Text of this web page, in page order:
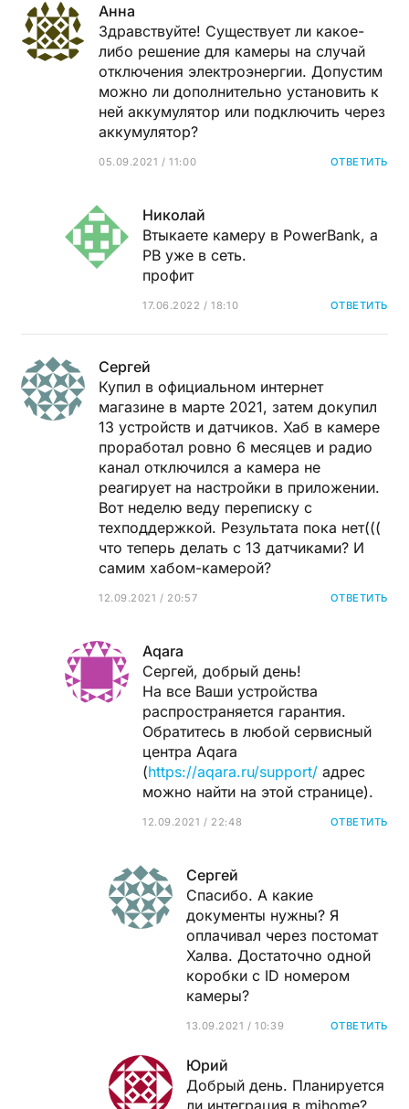
Анна
Здравствуйте! Существует ли какое-
либо решение для камеры на случай
отключения электроэнергии. Допустим
можно ли дополнительно установить к
ней аккумулятор или подключить через
аккумулятор?
05.09.2021 / 11:00 ОТВЕТИТЬ
Николай
Втыкаете камеру в PowerBank, а
PB уже в сеть.
профит
17.06.2022 / 18:10 ОТВЕТИТЬ
Сергей
Купил в официальном интернет
магазине в марте 2021, затем докупил
13 устройств и датчиков. Хаб в камере
проработал ровно 6 месяцев и радио
канал отключился а камера не
реагирует на настройки в приложении.
Вот неделю веду переписку с
техподдержкой. Результата пока нет(((
что теперь делать с 13 датчиками? И
самим хабом-камерой?
12.09.2021 / 20:57 ОТВЕТИТЬ
Aqara
Сергей, добрый день!
На все Ваши устройства
распространяется гарантия.
Обратитесь в любой сервисный
центра Aqara
(https://aqara.ru/support/ адрес
можно найти на этой странице).
12.09.2021 / 22:48 ОТВЕТИТЬ
Сергей
Спасибо. А какие
документы нужны? Я
оплачивал через постомат
Халва. Достаточно одной
коробки с ID номером
камеры?
13.09.2021 / 10:39 ОТВЕТИТЬ
Юрий
Добрый день. Планируется